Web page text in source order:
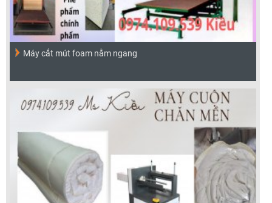
Máy cắt mút foam nằm ngang